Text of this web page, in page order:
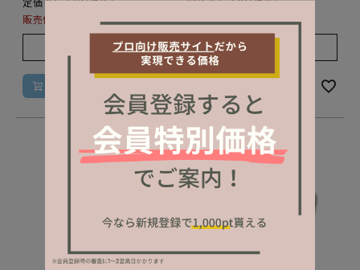
販売価格 1,320税込
販売期間
2025/12/01 10:00〜
販売価格 ¥1,320税込
販売期間
2025/12/01 10:00